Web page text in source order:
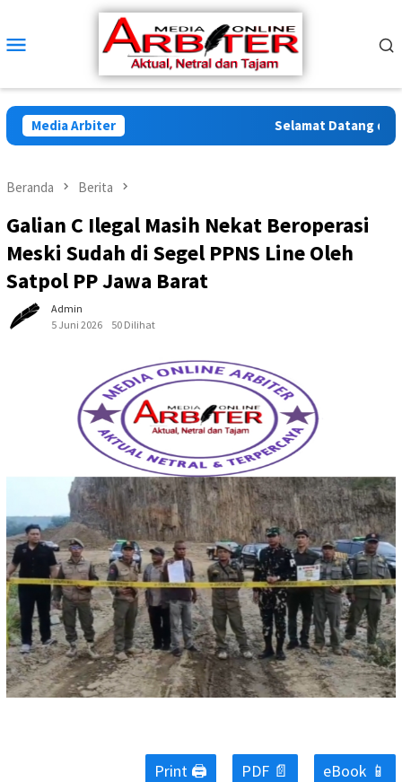
konten
Mobile
Media Arbiter Selamat Datang di
Beranda Berita
Galian C Ilegal Masih Nekat Beroperasi
Meski Sudah di Segel PPNS Line Oleh
Satpol PP Jawa Barat
Admin
5 Juni 2026
50 Dilihat
Print 🖨 PDF 📄 eBook 📱